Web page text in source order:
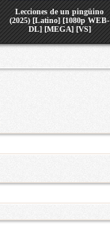
Lecciones de un pingüino
(2025) [Latino] [1080p WEB-
DL] [MEGA] [VS]